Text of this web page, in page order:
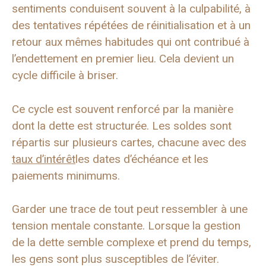
sentiments conduisent souvent à la culpabilité, à
des tentatives répétées de réinitialisation et à un
retour aux mêmes habitudes qui ont contribué à
l’endettement en premier lieu. Cela devient un
cycle difficile à briser.
Ce cycle est souvent renforcé par la manière
dont la dette est structurée. Les soldes sont
répartis sur plusieurs cartes, chacune avec des
taux d’intérêtles dates d’échéance et les
paiements minimums.
Garder une trace de tout peut ressembler à une
tension mentale constante. Lorsque la gestion
de la dette semble complexe et prend du temps,
les gens sont plus susceptibles de l’éviter.